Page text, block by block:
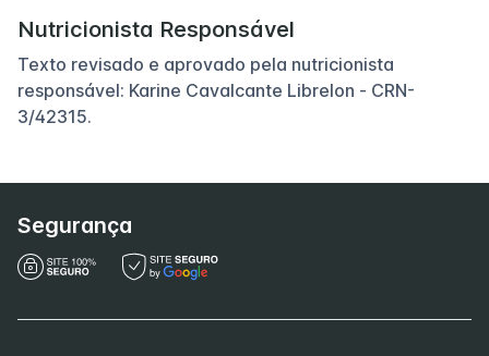
Nutricionista Responsável
Texto revisado e aprovado pela nutricionista
responsável: Karine Cavalcante Librelon - CRN-
3/42315.
Segurança